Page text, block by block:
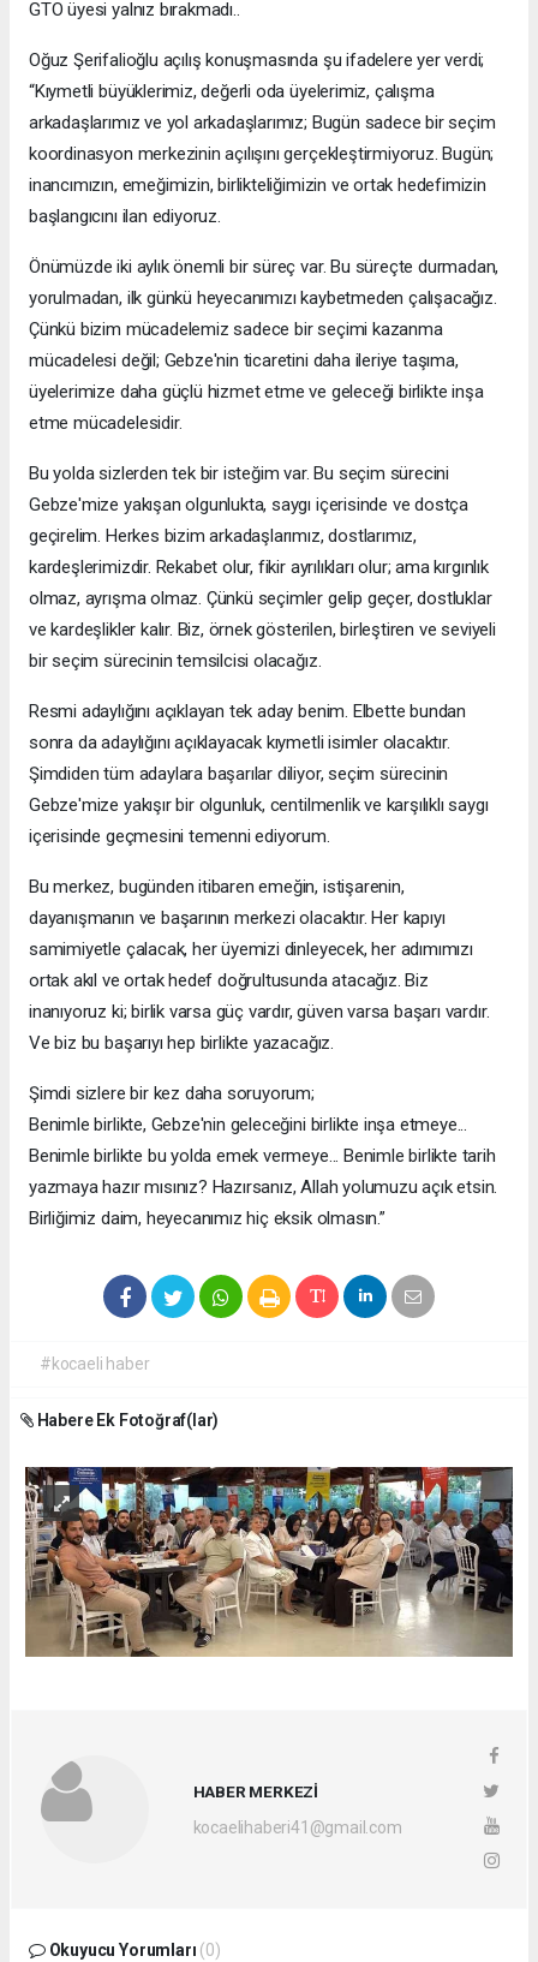
GTO üyesi yalnız bırakmadı..
Oğuz Şerifalioğlu açılış konuşmasında şu ifadelere yer verdi;
“Kıymetli büyüklerimiz, değerli oda üyelerimiz, çalışma
arkadaşlarımız ve yol arkadaşlarımız; Bugün sadece bir seçim
koordinasyon merkezinin açılışını gerçekleştirmiyoruz. Bugün;
inancımızın, emeğimizin, birlikteliğimizin ve ortak hedefimizin
başlangıcını ilan ediyoruz.
Önümüzde iki aylık önemli bir süreç var. Bu süreçte durmadan,
yorulmadan, ilk günkü heyecanımızı kaybetmeden çalışacağız.
Çünkü bizim mücadelemiz sadece bir seçimi kazanma
mücadelesi değil; Gebze'nin ticaretini daha ileriye taşıma,
üyelerimize daha güçlü hizmet etme ve geleceği birlikte inşa
etme mücadelesidir.
Bu yolda sizlerden tek bir isteğim var. Bu seçim sürecini
Gebze'mize yakışan olgunlukta, saygı içerisinde ve dostça
geçirelim. Herkes bizim arkadaşlarımız, dostlarımız,
kardeşlerimizdir. Rekabet olur, fikir ayrılıkları olur; ama kırgınlık
olmaz, ayrışma olmaz. Çünkü seçimler gelip geçer, dostluklar
ve kardeşlikler kalır. Biz, örnek gösterilen, birleştiren ve seviyeli
bir seçim sürecinin temsilcisi olacağız.
Resmi adaylığını açıklayan tek aday benim. Elbette bundan
sonra da adaylığını açıklayacak kıymetli isimler olacaktır.
Şimdiden tüm adaylara başarılar diliyor, seçim sürecinin
Gebze'mize yakışır bir olgunluk, centilmenlik ve karşılıklı saygı
içerisinde geçmesini temenni ediyorum.
Bu merkez, bugünden itibaren emeğin, istişarenin,
dayanışmanın ve başarının merkezi olacaktır. Her kapıyı
samimiyetle çalacak, her üyemizi dinleyecek, her adımımızı
ortak akıl ve ortak hedef doğrultusunda atacağız. Biz
inanıyoruz ki; birlik varsa güç vardır, güven varsa başarı vardır.
Ve biz bu başarıyı hep birlikte yazacağız.
Şimdi sizlere bir kez daha soruyorum;
Benimle birlikte, Gebze'nin geleceğini birlikte inşa etmeye...
Benimle birlikte bu yolda emek vermeye... Benimle birlikte tarih
yazmaya hazır mısınız? Hazırsanız, Allah yolumuzu açık etsin.
Birliğimiz daim, heyecanımız hiç eksik olmasın.”
#kocaeli haber
Habere Ek Fotoğraf(lar)
HABER MERKEZİ
kocaelihaberi41@gmail.com
Okuyucu Yorumları (0)